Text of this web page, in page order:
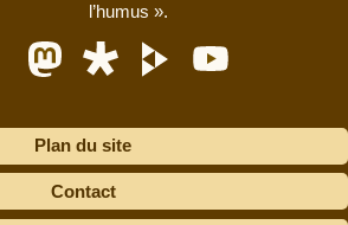
l’humus ».
Plan du site
Contact